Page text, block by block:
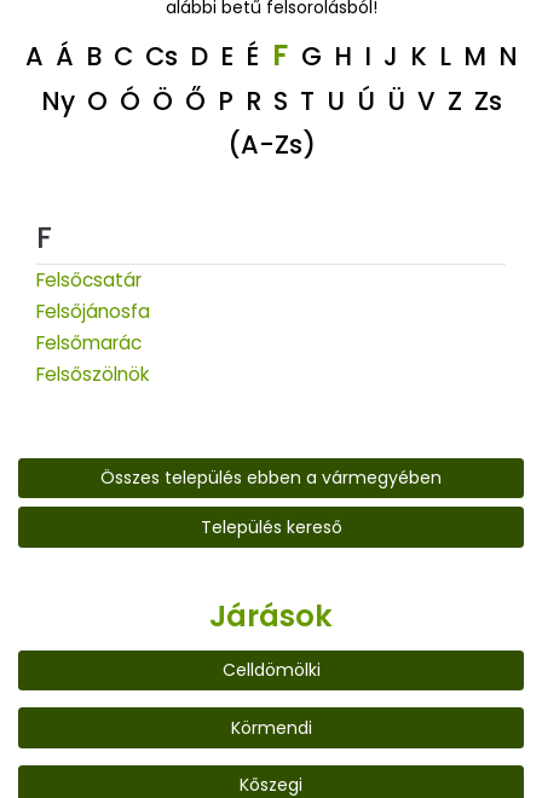
alábbi betű felsorolásból!
A Á B C Cs D E É F G H I J K L M N
Ny O Ó Ö Ő P R S T U Ú Ü V Z Zs
(A-Zs)
F
Felsőcsatár
Felsőjánosfa
Felsőmarác
Felsőszölnök
Összes település ebben a vármegyében
Település kereső
Járások
Celldömölki
Körmendi
Kőszegi